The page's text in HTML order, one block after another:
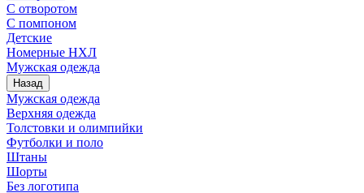
С отворотом
С помпоном
Детские
Номерные НХЛ
Мужская одежда
Назад
Мужская одежда
Верхняя одежда
Толстовки и олимпийки
Футболки и поло
Штаны
Шорты
Без логотипа